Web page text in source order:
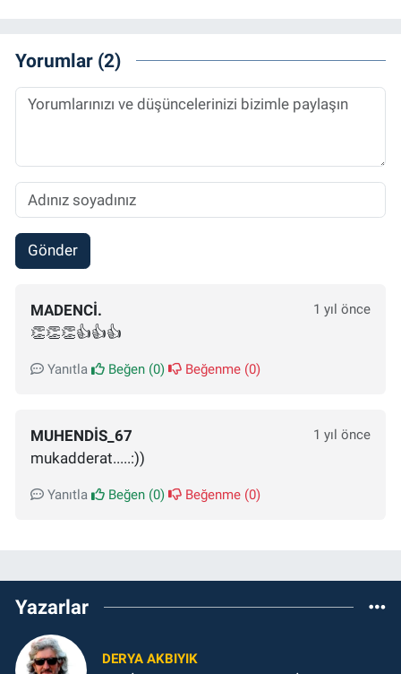
Yorumlar (2)
Gönder
MADENCI. 1 yıl önce
👏👏👏👍👍👍
Yanıtla Beğen (0) Beğenme (0)
MUHENDIS_67 1 yıl önce
mukadderat.....:))
Yanıtla Beğen (0) Beğenme (0)
Yazarlar
DERYA AKBIYIK